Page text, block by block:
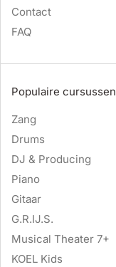
Contact
FAQ
Populaire cursussen
Zang
Drums
DJ & Producing
Piano
Gitaar
G.R.IJ.S.
Musical Theater 7+
KOEL Kids